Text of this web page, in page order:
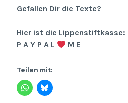
Gefallen Dir die Texte?
Hier ist die Lippenstiftkasse:
P A Y P A L
M E
Teilen mit: